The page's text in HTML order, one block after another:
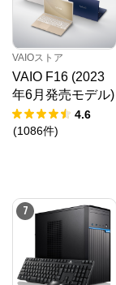
VAIOストア
VAIO F16 (2023
年6月発売モデル)
VJF1618
4.6
(1086件)
7